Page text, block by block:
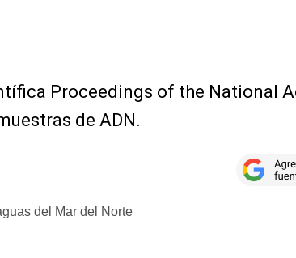
Proceedings of the National
de ADN.